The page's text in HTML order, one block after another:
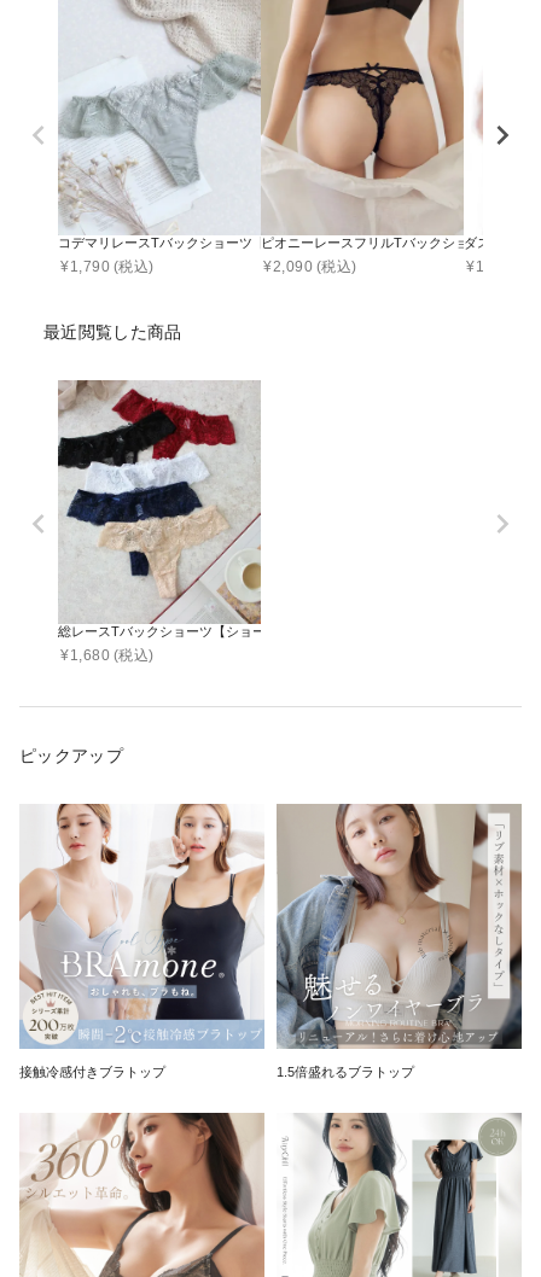
コデマリレースTバックショーツ【ショーツ単品】
¥1,790 (税込)
ピオニーレースフリルTバックショーツ【ショ
¥2,090 (税込)
ダスティフ
¥1,701
最近閲覧した商品
総レースTバックショーツ【ショーツ単品】
¥1,680 (税込)
ピックアップ
接触冷感付きブラトップ 1.5倍盛れるブラトップ